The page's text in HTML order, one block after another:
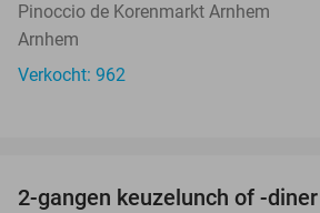
Pinoccio de Korenmarkt Arnhem
Arnhem
Verkocht: 962
2-gangen keuzelunch of -diner